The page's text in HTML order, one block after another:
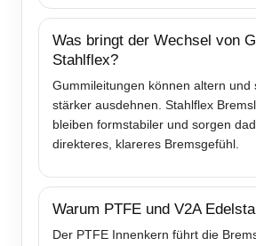
Was bringt der Wechsel von
Stahlflex?
Gummileitungen können altern und
stärker ausdehnen. Stahlflex
bleiben formstabiler und sorgen
direkteres, klareres Bremsgefühl.
Warum PTFE und V2A
Der PTFE Innenkern führt die